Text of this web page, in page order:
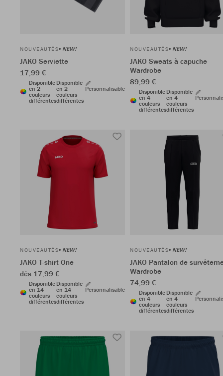
NOUVEAUTÉS NEW!
JAKO Serviette
17,99 €
Disponible
en 2
couleurs
différentes
Disponible
en 2
couleurs
différentes
Personnalisable
NOUVEAUTÉS NEW!
JAKO Sweats à capuche
Wardrobe
89,99 €
Disponible
en 4
couleurs
différentes
Disponible
en 4
couleurs
différentes
NOUVEAUTÉS NEW!
JAKO T-shirt One
dès 17,99 €
Disponible
en 14
couleurs
différentes
Disponible
en 14
couleurs
différentes
Personnalisable
NOUVEAUTÉS NEW!
JAKO Pantalon de
Wardrobe
74,99 €
Disponible
en 4
couleurs
différentes
Disponible
en 4
couleurs
différentes